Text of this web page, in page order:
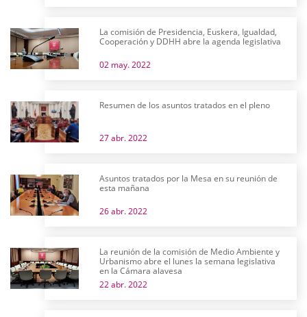
La comisión de Presidencia, Euskera, Igualdad,
Cooperación y DDHH abre la agenda legislativa
02 may. 2022
Resumen de los asuntos tratados en el pleno
27 abr. 2022
Asuntos tratados por la Mesa en su reunión de
esta mañana
26 abr. 2022
La reunión de la comisión de Medio Ambiente y
Urbanismo abre el lunes la semana legislativa
en la Cámara alavesa
22 abr. 2022